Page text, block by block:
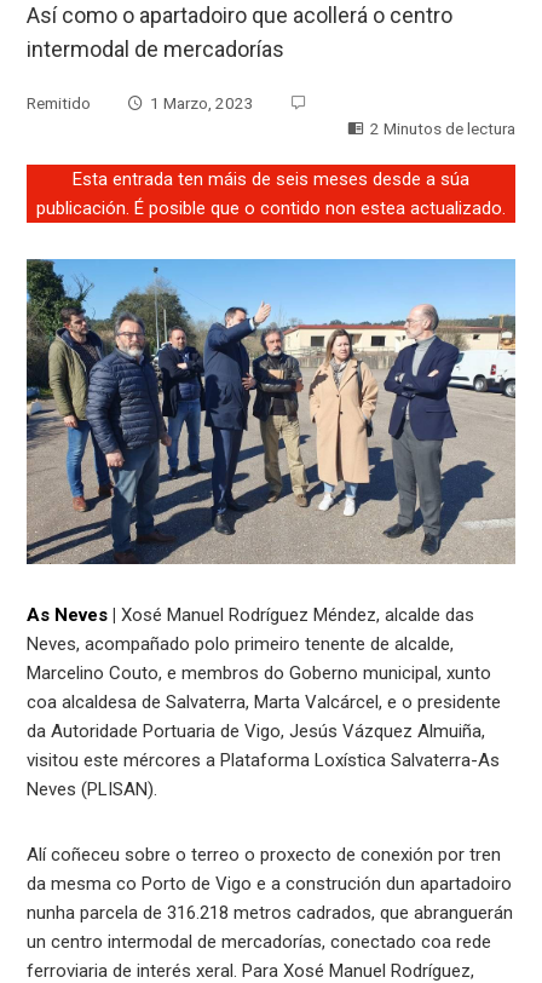
Así como o apartadoiro que acollerá o centro
intermodal de mercadorías
Remitido
1 Marzo, 2023
2 Minutos de lectura
Esta entrada ten máis de seis meses desde a súa
publicación. É posible que o contido non estea actualizado.
As Neves | Xosé Manuel Rodríguez Méndez, alcalde das
Neves, acompañado polo primeiro tenente de alcalde,
Marcelino Couto, e membros do Goberno municipal, xunto
coa alcaldesa de Salvaterra, Marta Valcárcel, e o presidente
da Autoridade Portuaria de Vigo, Jesús Vázquez Almuiña,
visitou este mércores a Plataforma Loxística Salvaterra-As
Neves (PLISAN).
Alí coñeceu sobre o terreo o proxecto de conexión por tren
da mesma co Porto de Vigo e a construción dun apartadoiro
nunha parcela de 316.218 metros cadrados, que abranguerán
un centro intermodal de mercadorías, conectado coa rede
ferroviaria de interés xeral. Para Xosé Manuel Rodríguez,